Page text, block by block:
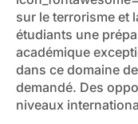
sur le terrorisme et
étudiants une
académique
dans ce domaine
demandé. Des
niveaux